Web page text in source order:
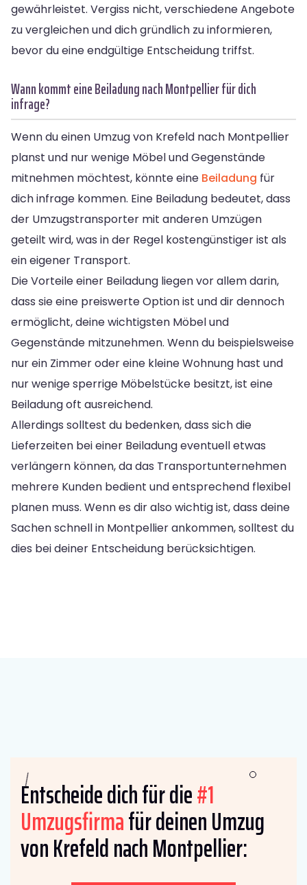
gewährleistet. Vergiss nicht, verschiedene Angebote
zu vergleichen und dich gründlich zu informieren,
bevor du eine endgültige Entscheidung triffst.
Wann kommt eine Beiladung nach Montpellier für dich
infrage?
Wenn du einen Umzug von Krefeld nach Montpellier
planst und nur wenige Möbel und Gegenstände
mitnehmen möchtest, könnte eine Beiladung für
dich infrage kommen. Eine Beiladung bedeutet, dass
der Umzugstransporter mit anderen Umzügen
geteilt wird, was in der Regel kostengünstiger ist als
ein eigener Transport.
Die Vorteile einer Beiladung liegen vor allem darin,
dass sie eine preiswerte Option ist und dir dennoch
ermöglicht, deine wichtigsten Möbel und
Gegenstände mitzunehmen. Wenn du beispielsweise
nur ein Zimmer oder eine kleine Wohnung hast und
nur wenige sperrige Möbelstücke besitzt, ist eine
Beiladung oft ausreichend.
Allerdings solltest du bedenken, dass sich die
Lieferzeiten bei einer Beiladung eventuell etwas
verlängern können, da das Transportunternehmen
mehrere Kunden bedient und entsprechend flexibel
planen muss. Wenn es dir also wichtig ist, dass deine
Sachen schnell in Montpellier ankommen, solltest du
dies bei deiner Entscheidung berücksichtigen.
Entscheide dich für die#1
Umzugsfirmafür deinen Umzug
von Krefeld nach Montpellier: